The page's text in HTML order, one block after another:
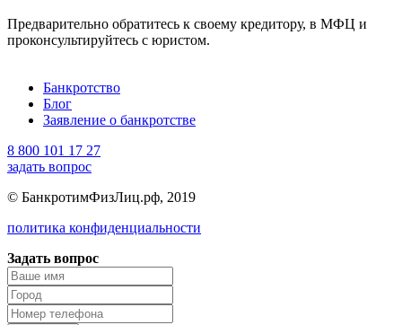
Предварительно обратитесь к своему кредитору, в МФЦ и
проконсультируйтесь с юристом.
Банкротство
Блог
Заявление о банкротстве
8 800 101 17 27
задать вопрос
© БанкротимФизЛиц.рф, 2019
политика конфиденциальности
Задать вопрос